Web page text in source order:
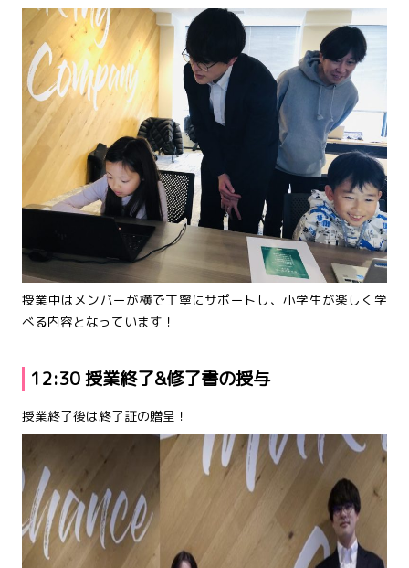
授業中はメンバーが横で丁寧にサポートし、小学生が楽しく学
べる内容となっています！
12:30 授業終了&修了書の授与
授業終了後は終了証の贈呈！